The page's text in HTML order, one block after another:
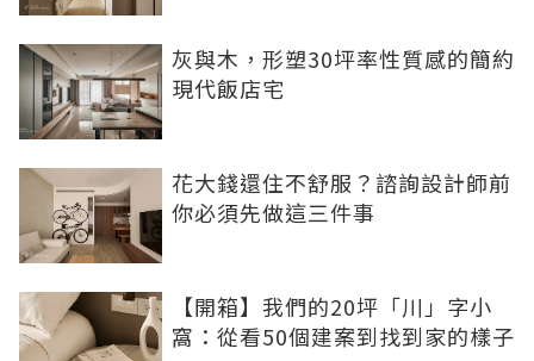
灰與木，形塑30坪率性質感的簡約
現代飯店宅
花大錢還住不舒服？諮詢設計師前
你必須先做這三件事
【開箱】我們的20坪「川」字小
窩：從看50個建案到找到家的樣子